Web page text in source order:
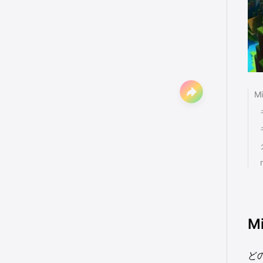
ど